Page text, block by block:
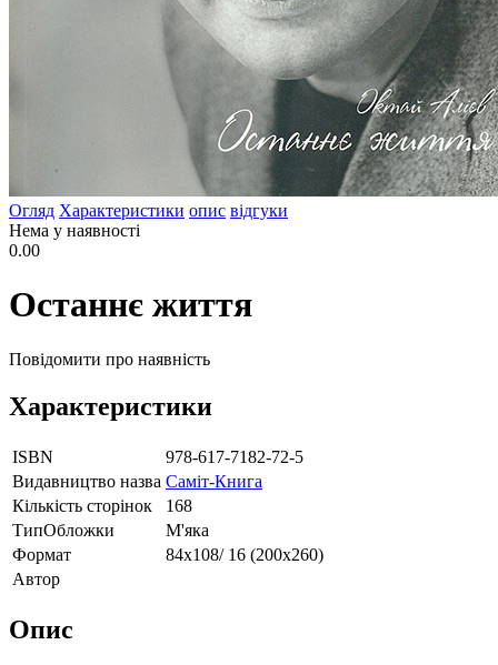
Огляд Характеристики опис відгуки
Нема у наявності
0.00
Останнє життя
Повідомити про наявність
Характеристики
ISBN
978-617-7182-72-5
Видавництво назва Саміт-Книга
Кількість сторінок
168
ТипОбложки
М'яка
Формат
84х108/ 16 (200х260)
Автор
Опис